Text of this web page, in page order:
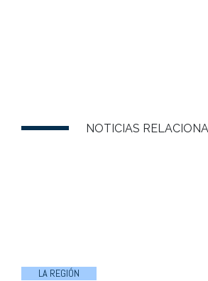
NOTICIAS
LA REGIÓN